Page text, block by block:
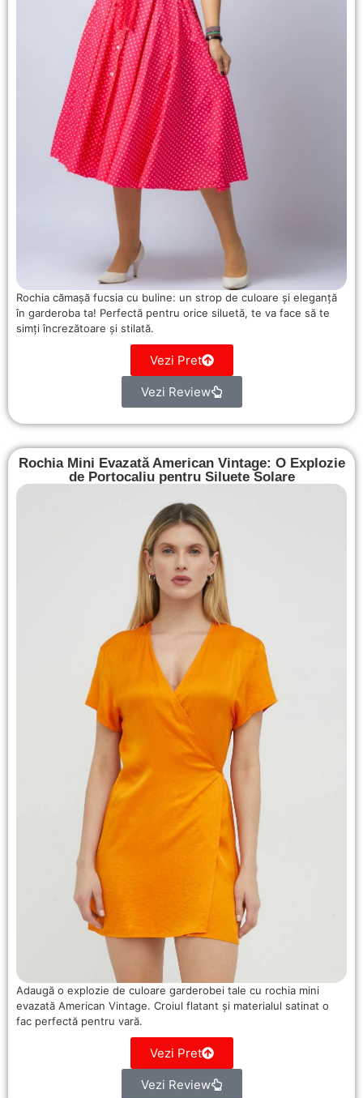
Rochia cămașă fucsia cu buline: un strop de culoare și eleganță
în garderoba ta! Perfectă pentru orice siluetă, te va face să te
simți încrezătoare și stilată.
Vezi Pret
Vezi Review
Rochia Mini Evazată American Vintage: O Explozie
de Portocaliu pentru Siluete Solare
Adaugă o explozie de culoare garderobei tale cu rochia mini
evazată American Vintage. Croiul flatant și materialul satinat o
fac perfectă pentru vară.
Vezi Pret
Vezi Review